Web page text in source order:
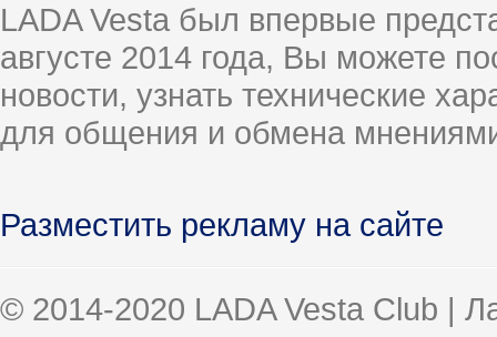
LADA Vesta был впервые
августе 2014 года, Вы можете
новости, узнать технические
для общения и обмена
Разместить рекламу на сайте
© 2014-2020 LADA Vesta Club |